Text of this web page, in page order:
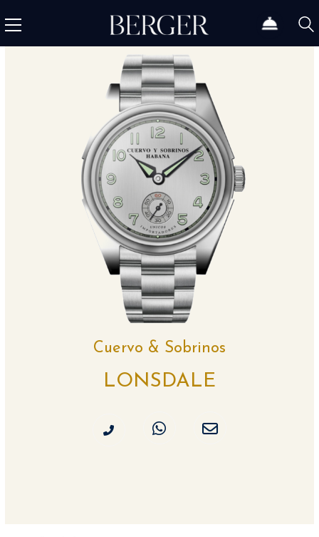
Cuervo & Sobrinos
LONSDALE